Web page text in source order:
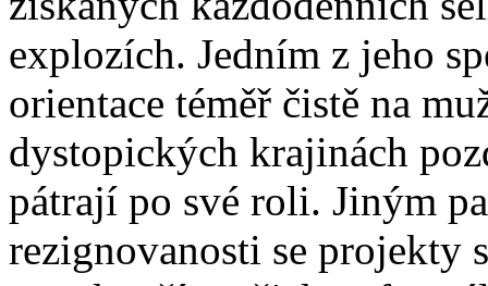
explozích. Jedním z jeho
orientace téměř čistě na
dystopických krajinách
pátrají po své roli. Jiným
rezignovanosti se projekty